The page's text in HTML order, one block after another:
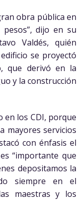
obra pública en
dijo en su
Valdés, quién
se proyectó
que derivó en la
y la construcción
en los CDI, porque
mayores servicios
con énfasis el
“importante que
depositamos la
siempre en el
maestras y los